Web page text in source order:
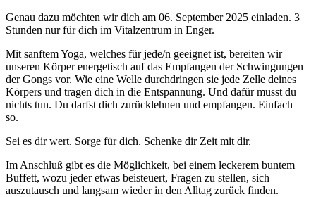
Genau dazu möchten wir dich am 06. September 2025 einladen. 3
Stunden nur für dich im Vitalzentrum in Enger.
Mit sanftem Yoga, welches für jede/n geeignet ist, bereiten wir
unseren Körper energetisch auf das Empfangen der Schwingungen
der Gongs vor. Wie eine Welle durchdringen sie jede Zelle deines
Körpers und tragen dich in die Entspannung. Und dafür musst du
nichts tun. Du darfst dich zurücklehnen und empfangen. Einfach
so.
Sei es dir wert. Sorge für dich. Schenke dir Zeit mit dir.
Im Anschluß gibt es die Möglichkeit, bei einem leckerem buntem
Buffett, wozu jeder etwas beisteuert, Fragen zu stellen, sich
auszutausch und langsam wieder in den Alltag zurück finden.